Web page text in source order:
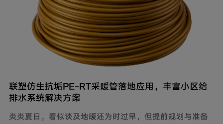
联塑仿生抗垢PE‑RT采暖管落地应用，丰富小区给
排水系统解决方案
炎炎夏日，看似谈及地暖还为时过早，但提前规划与准备